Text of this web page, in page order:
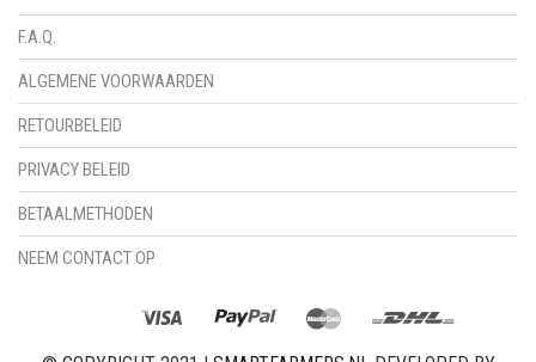
F.A.Q.
ALGEMENE VOORWAARDEN
RETOURBELEID
PRIVACY BELEID
BETAALMETHODEN
NEEM CONTACT OP